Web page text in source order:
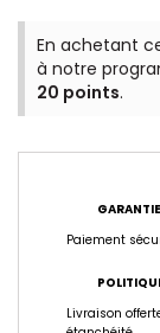
En achetant
à notre
20 points.
Paiement
Livraison